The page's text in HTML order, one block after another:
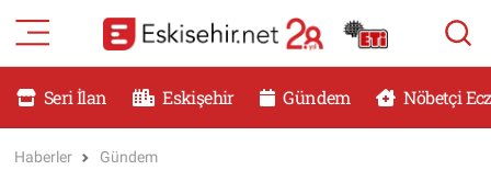
Seri İlan Eskişehir Gündem Nöbetçi
Haberler Gündem
RESMİ İLANLAR
Eskişehir Nöbetçi Eczaneler